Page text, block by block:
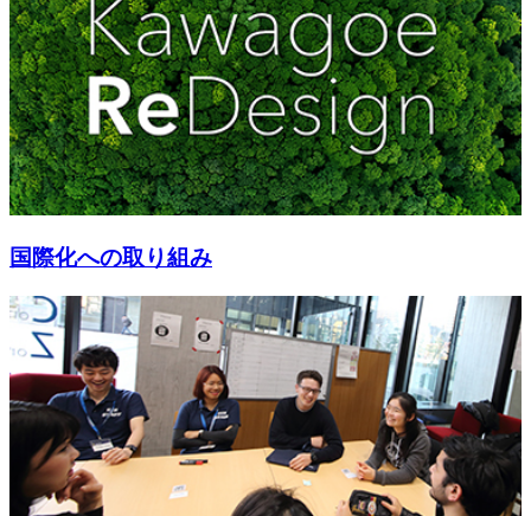
国際化への取り組み